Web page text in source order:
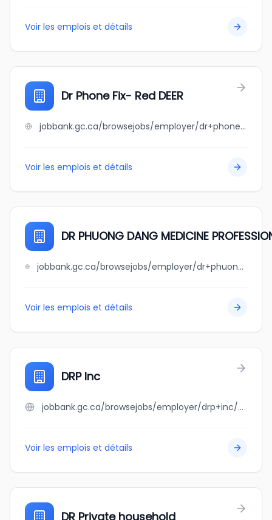
Voir les emplois et détails
Dr Phone Fix- Red DEER
jobbank.gc.ca/browsejobs/employer/dr+phone+fix-+red+deer/ca
Voir les emplois et détails
DR PHUONG DANG MEDICINE
jobbank.gc.ca/browsejobs/employer/dr+phuong+dang+medicine+professional+corporation/ca
Voir les emplois et détails
DRP Inc
jobbank.gc.ca/browsejobs/employer/drp+inc/ca
Voir les emplois et détails
DR Private household